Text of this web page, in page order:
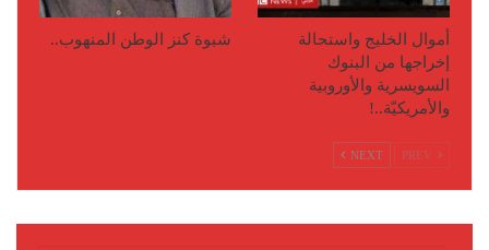
أموال الخليج واستحالة
إخراجها من البنوك
السويسرية والأوروبية
والأمريكيّة..!
شبوة كنز الوطن المنهوب..
NEXT